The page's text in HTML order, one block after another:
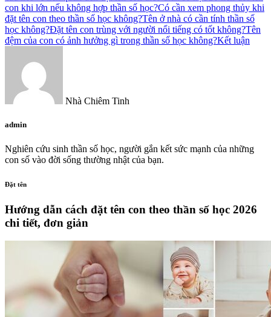
con khi lớn nếu không hợp thần số học?Có cần xem phong thủy khi
đặt tên con theo thần số học không?Tên ở nhà có cần tính thần số
học không?Đặt tên con trùng với người nổi tiếng có tốt không?Tên
đệm của con có ảnh hưởng gì trong thần số học không?Kết luận
Nhà Chiêm Tinh
admin
Nghiên cứu sinh thần số học, người gắn kết sức mạnh của những
con số vào đời sống thường nhật của bạn.
Đặt tên
Hướng dẫn cách đặt tên con theo thần số học 2026
chi tiết, đơn giản